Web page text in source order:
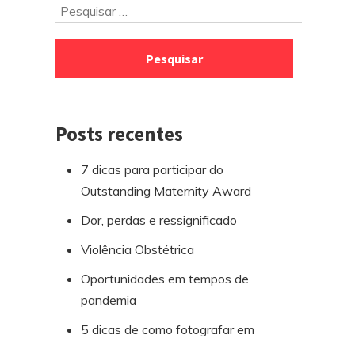
Pesquisar
Posts recentes
7 dicas para participar do
Outstanding Maternity Award
Dor, perdas e ressignificado
Violência Obstétrica
Oportunidades em tempos de
pandemia
5 dicas de como fotografar em